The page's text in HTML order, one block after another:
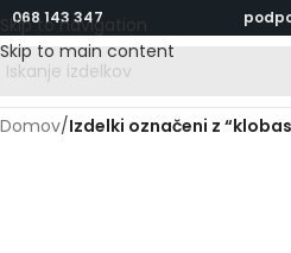
Skip to navigation
Skip to main content
068 143 347
Domov/Izdelki označeni z